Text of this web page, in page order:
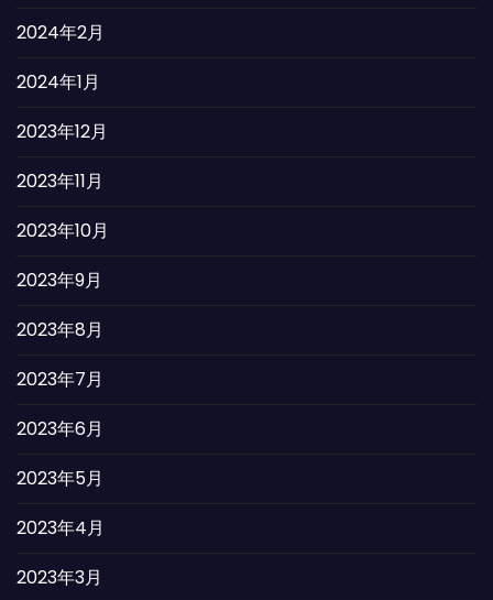
2024年2月
2024年1月
2023年12月
2023年11月
2023年10月
2023年9月
2023年8月
2023年7月
2023年6月
2023年5月
2023年4月
2023年3月